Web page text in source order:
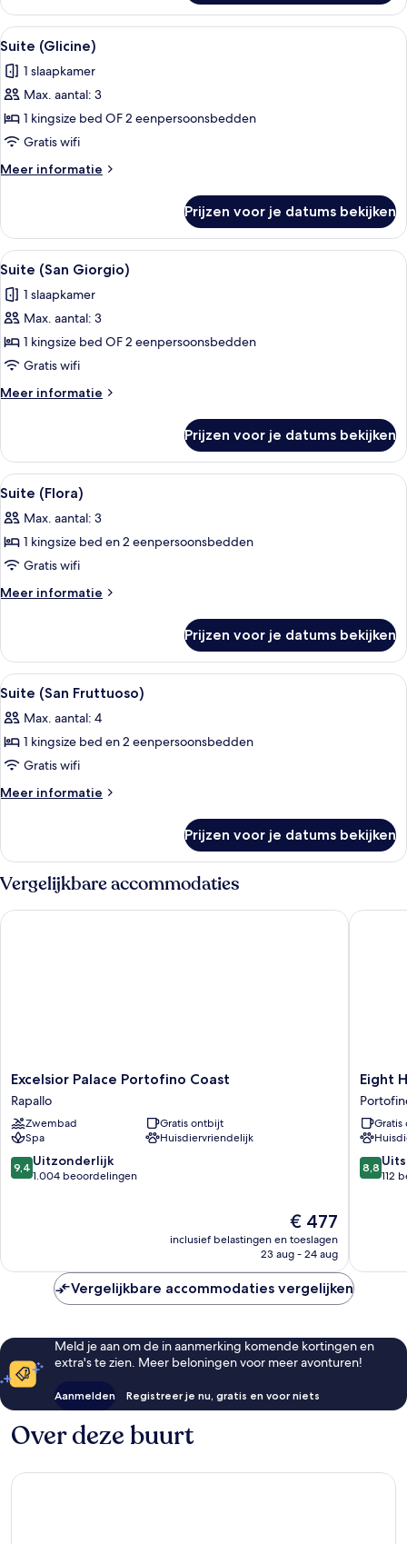
suite
(Smeraldo)
Alle
foto's
voor
Suite
(Glicine)
laden
Een balkon met een glazen tafel,
6
Suite (Glicine)
1 slaapkamer
Max. aantal: 3
1 kingsize bed OF 2 eenpersoonsbedden
Gratis wifi
Meer informatie
Meer
(Glicine)
Prijzen voor je datums bekijken
Alle
foto's
voor
Suite
(San
Giorgio)
laden
Suite (San Giorgio) | Hypoallergeen
11
Suite (San Giorgio)
1 slaapkamer
Max. aantal: 3
1 kingsize bed OF 2 eenpersoonsbedden
Gratis wifi
Meer informatie
Meer
(San
Giorgio)
Prijzen voor je datums bekijken
Alle
foto's
voor
Suite
(Flora)
laden
Suite (Flora) | Hypoallergeen
12
Suite (Flora)
Max. aantal: 3
1 kingsize bed en 2 eenpersoonsbedden
Gratis wifi
Meer informatie
Meer
(Flora)
Prijzen voor je datums bekijken
Alle
foto's
voor
Suite
(San
Fruttuoso)
Suite (San Fruttuoso) |
9
Suite (San Fruttuoso)
Max. aantal: 4
1 kingsize bed en 2 eenpersoonsbedden
Gratis wifi
Meer informatie
Meer
(San
Fruttuoso)
Prijzen voor je datums bekijken
Vergelijkbare accommodaties
Excelsior
Palace
Portofino
Coast
Rapallo
Excelsior Palace Portofino Coast
Rapallo
Zwembad
Gratis ontbijt
Spa
Huisdiervriendelijk
9.4
van
9,4 Uitzonderlijk
1.004 beoordelingen
De
prijs
is
€ 477
inclusief belastingen en toeslagen
23 aug - 24 aug
Excelsior Palace Portofino Coast
Eight
Hotel
Eight
8.8
van
8,8
112
Eight
Vergelijkbare accommodaties vergelijken
Meld je aan om de in aanmerking komende kortingen en
extra's te zien. Meer beloningen voor meer avonturen!
Aanmelden Registreer je nu, gratis en voor niets
Over deze buurt